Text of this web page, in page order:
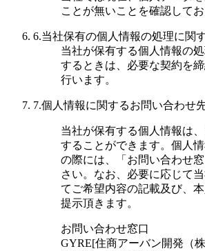
ことが無いことを確認してお
6.当社保有の個人情報の処理に関
当社が保有する個人情報の
するときは、必要な契約を
行います。
7.個人情報に関するお問い合わせ
当社が保有する個人情報は
することができます。個人
の際には、「お問い合わせ
さい。なお、必要に応じて
てご希望内容の記載及び、
提示頂きます。
お問い合わせ窓口
GYRE[住商アーバン開発（株